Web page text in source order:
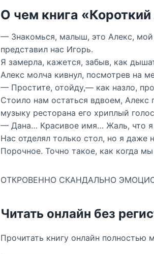
О чем книга
— Знакомься, малыш, это Алекс,
представил нас Игорь.
Я замерла, кажется, забыв, как
Алекс молча кивнул, посмотрев на
— Простите, отойду,— как назло,
Стоило нам остаться вдвоем, Алекс
музыку ресторана его хриплый
— Дана… Красивое имя… Жаль, что я
Нас отделял только стол, но я даже
Порочное. Точно такое, как когда
ОТКРОВЕННО СКАНДАЛЬНО
Читать онлайн без
Прочитать книгу онлайн полностью